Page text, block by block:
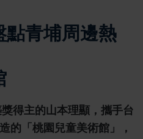
點青埔周邊熱
得主的山本理顯，攜手台
的「桃園兒童美術館」，